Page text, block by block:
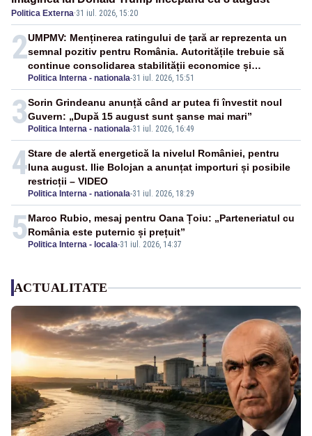
Politica Externa·31 iul. 2026, 15:20
2
Politica Interna - nationala-31 iul. 2026, 15:51
UMPMV: Menținerea ratingului de țară ar reprezenta un
semnal pozitiv pentru România. Autoritățile trebuie să
continue consolidarea stabilității economice și
financiare
3 Politica Interna - nationala-31 iul. 2026, 16:49
Sorin Grindeanu anunță când ar putea fi învestit noul
Guvern: „După 15 august sunt șanse mai mari”
4
Politica Interna - nationala-31 iul. 2026, 18:29
Stare de alertă energetică la nivelul României, pentru
luna august. Ilie Bolojan a anunțat importuri și posibile
restricții – VIDEO
5 Politica Interna - locala-31 iul. 2026, 14:37
Marco Rubio, mesaj pentru Oana Țoiu: „Parteneriatul cu
România este puternic și prețuit”
ACTUALITATE